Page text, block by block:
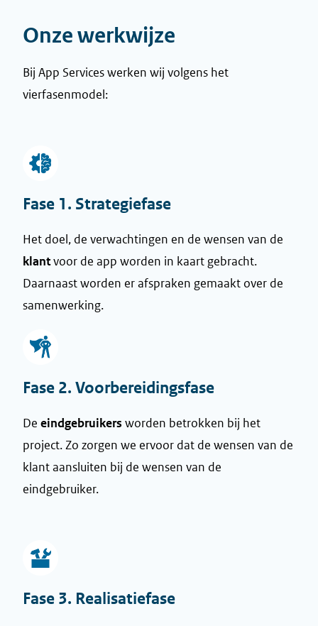
Onze werkwijze
Bij App Services werken wij volgens het
vierfasenmodel:
Fase 1. Strategiefase
Het doel, de verwachtingen en de wensen van de
klantvoor de app worden in kaart gebracht.
Daarnaast worden er afspraken gemaakt over de
samenwerking.
Fase 2. Voorbereidingsfase
De eindgebruikers worden betrokken bij het
project. Zo zorgen we ervoor dat de wensen van de
klant aansluiten bij de wensen van de
eindgebruiker.
Fase 3. Realisatiefase